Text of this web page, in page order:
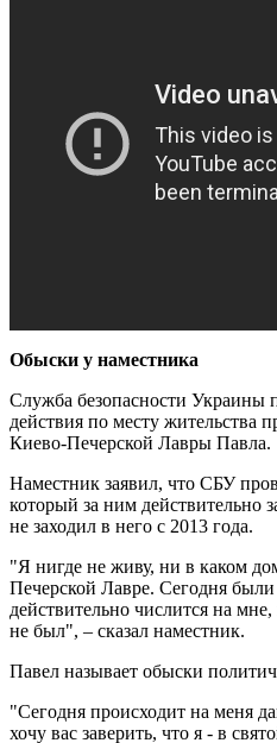
Обыски у наместника
Служба безопасности Украины
действия по месту жительства
Киево-Печерской Лавры Павла.
Наместник заявил, что СБУ
который за ним действительно
не заходил в него с 2013 года.
"Я нигде не живу, ни в каком
Печерской Лавре. Сегодня
действительно числится на
не был", – сказал наместник.
Павел называет обыски
"Сегодня происходит на меня
хочу вас заверить, что я - в